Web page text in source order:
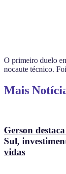
O primeiro duelo
nocaute técnico.
Mais
Gerson
Sul,
vidas